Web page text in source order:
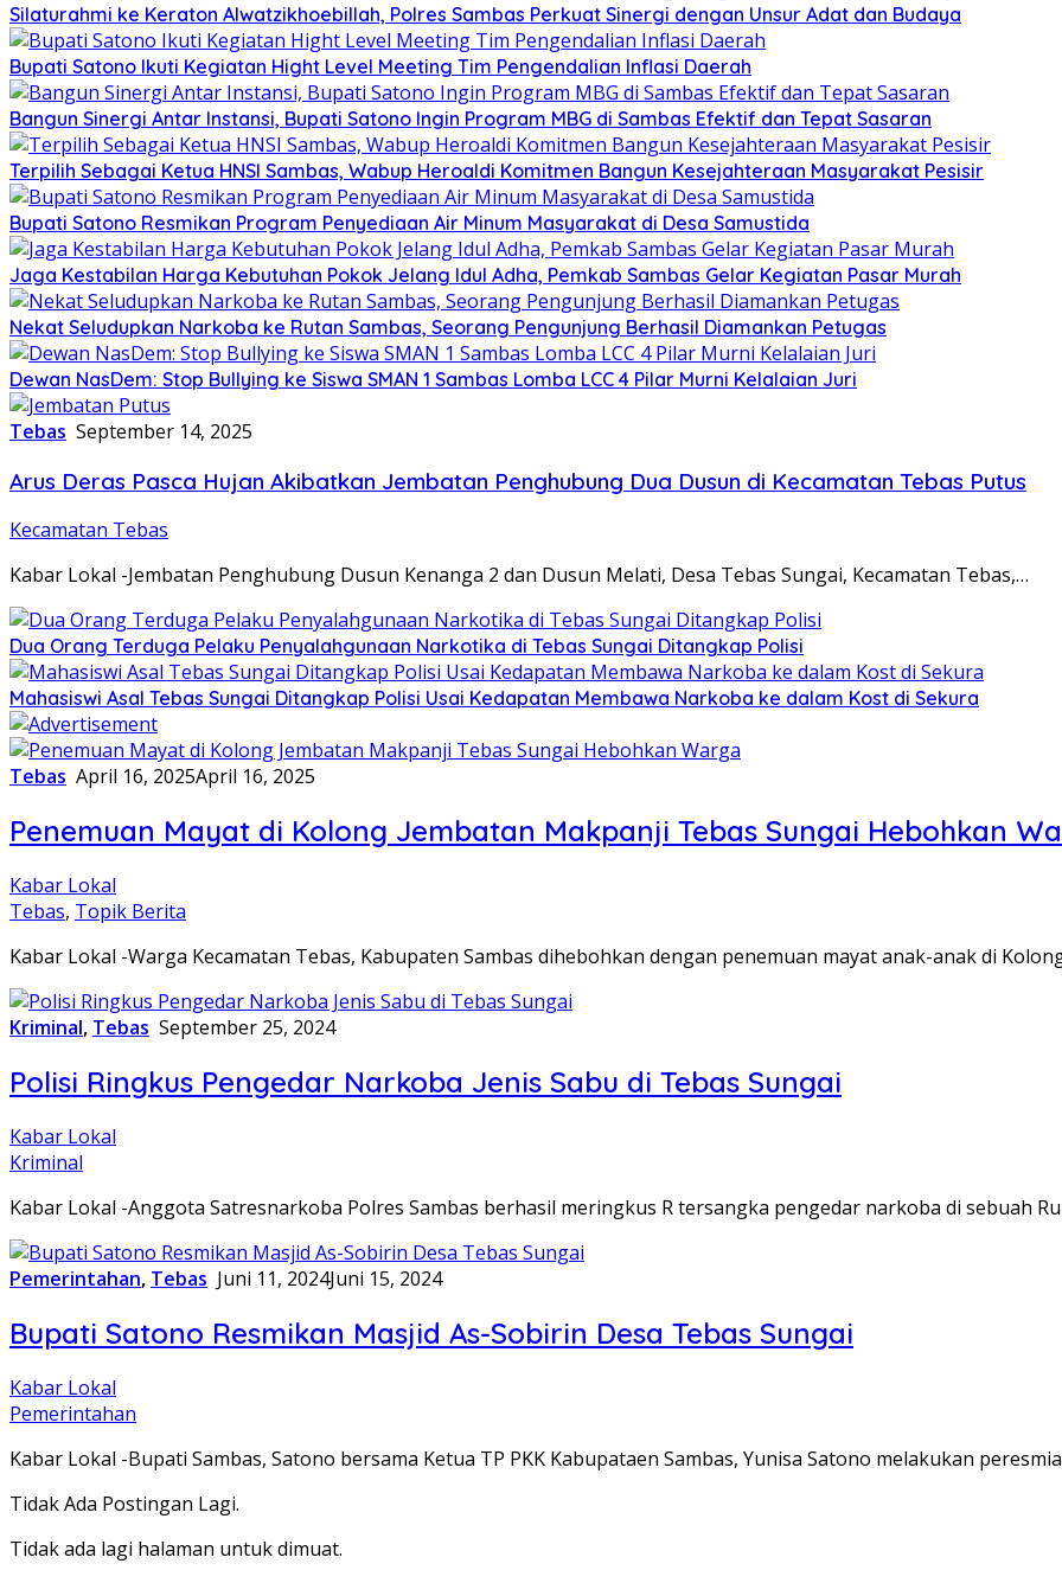
Silaturahmi ke Keraton Alwatzikhoebillah, Polres Sambas Perkuat Sinergi dengan Unsur Adat dan Budaya
Bupati Satono Ikuti Kegiatan Hight Level Meeting Tim Pengendalian Inflasi Daerah
Bangun Sinergi Antar Instansi, Bupati Satono Ingin Program MBG di Sambas Efektif dan Tepat Sasaran
Terpilih Sebagai Ketua HNSI Sambas, Wabup Heroaldi Komitmen Bangun Kesejahteraan Masyarakat Pesisir
Bupati Satono Resmikan Program Penyediaan Air Minum Masyarakat di Desa Samustida
Jaga Kestabilan Harga Kebutuhan Pokok Jelang Idul Adha, Pemkab Sambas Gelar Kegiatan Pasar Murah
Nekat Seludupkan Narkoba ke Rutan Sambas, Seorang Pengunjung Berhasil Diamankan Petugas
Dewan NasDem: Stop Bullying ke Siswa SMAN 1 Sambas Lomba LCC 4 Pilar Murni Kelalaian Juri
Tebas September 14, 2025
Arus Deras Pasca Hujan Akibatkan Jembatan Penghubung Dua Dusun di Kecamatan Tebas Putus
Kecamatan Tebas
Kabar Lokal -Jembatan Penghubung Dusun Kenanga 2 dan Dusun Melati, Desa Tebas Sungai, Kecamatan Tebas,…
Dua Orang Terduga Pelaku Penyalahgunaan Narkotika di Tebas Sungai Ditangkap Polisi
Mahasiswi Asal Tebas Sungai Ditangkap Polisi Usai Kedapatan Membawa Narkoba ke dalam Kost di Sekura
Tebas April 16, 2025April 16, 2025
Penemuan Mayat di Kolong Jembatan Makpanji Tebas Sungai Hebohkan
Kabar Lokal
Tebas, Topik Berita
Kabar Lokal -Warga Kecamatan Tebas, Kabupaten Sambas dihebohkan dengan penemuan mayat anak-anak di
Kriminal, Tebas September 25, 2024
Polisi Ringkus Pengedar Narkoba Jenis Sabu di Tebas Sungai
Kabar Lokal
Kriminal
Kabar Lokal -Anggota Satresnarkoba Polres Sambas berhasil meringkus R tersangka pengedar narkoba di sebuah
Pemerintahan, Tebas Juni 11, 2024Juni 15, 2024
Bupati Satono Resmikan Masjid As-Sobirin Desa Tebas Sungai
Kabar Lokal
Pemerintahan
Kabar Lokal -Bupati Sambas, Satono bersama Ketua TP PKK Kabupataen Sambas, Yunisa Satono melakukan
Tidak Ada Postingan Lagi.
Tidak ada lagi halaman untuk dimuat.